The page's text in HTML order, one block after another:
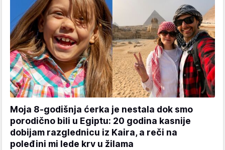
Moja 8-godišnja ćerka je nestala dok smo
porodično bili u Egiptu: 20 godina kasnije
dobijam razglednicu iz Kaira, a reči na
poleđini mi lede krv u žilama